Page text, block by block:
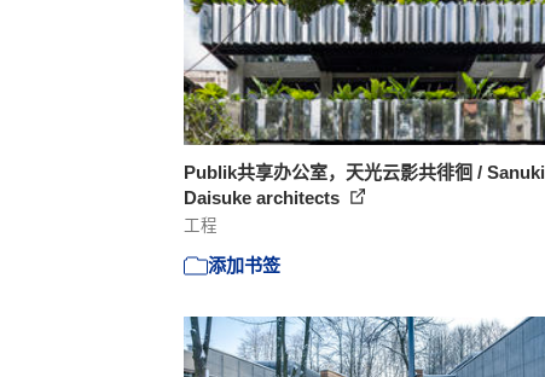
Publik共享办公室，天光云影共徘徊 / Sanuki
Daisuke architects
工程
添加书签